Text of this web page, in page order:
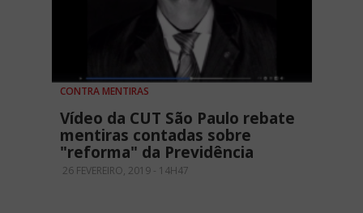
CONTRA MENTIRAS
Vídeo da CUT São Paulo rebate
mentiras contadas sobre
"reforma" da Previdência
26 FEVEREIRO, 2019 - 14H47